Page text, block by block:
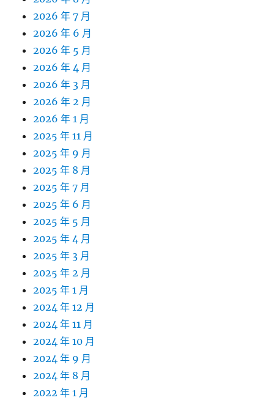
2026 年 7 月
2026 年 6 月
2026 年 5 月
2026 年 4 月
2026 年 3 月
2026 年 2 月
2026 年 1 月
2025 年 11 月
2025 年 9 月
2025 年 8 月
2025 年 7 月
2025 年 6 月
2025 年 5 月
2025 年 4 月
2025 年 3 月
2025 年 2 月
2025 年 1 月
2024 年 12 月
2024 年 11 月
2024 年 10 月
2024 年 9 月
2024 年 8 月
2022 年 1 月